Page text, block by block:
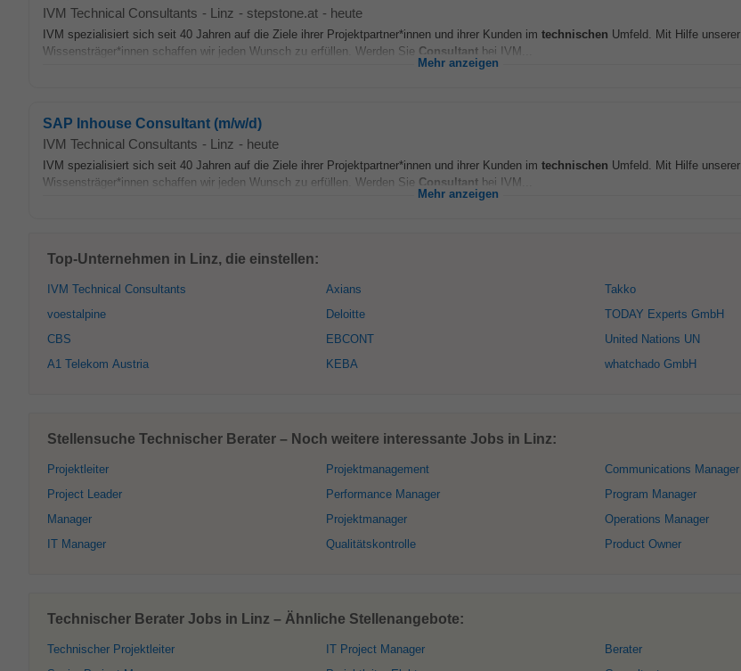
IVM Technical Consultants - Linz - stepstone.at - heute
IVM spezialisiert sich seit 40 Jahren auf die Ziele ihrer Projektpartner*innen und ihrer Kunden im technischen Umfeld. Mit Hilfe unserer
Wissensträger*innen schaffen wir jeden Wunsch zu erfüllen. Werden Sie Consultant bei IVM...
Mehr anzeigen
SAP Inhouse Consultant (m/w/d)
IVM Technical Consultants - Linz - heute
IVM spezialisiert sich seit 40 Jahren auf die Ziele ihrer Projektpartner*innen und ihrer Kunden im technischen Umfeld. Mit Hilfe unserer
Wissensträger*innen schaffen wir jeden Wunsch zu erfüllen. Werden Sie Consultant bei IVM...
Mehr anzeigen
Top-Unternehmen in Linz, die einstellen:
IVM Technical Consultants
voestalpine
CBS
A1 Telekom Austria
Axians
Deloitte
EBCONT
KEBA
Takko
TODAY Experts GmbH
United Nations UN
whatchado GmbH
Stellensuche Technischer Berater – Noch weitere interessante Jobs in Linz:
Projektleiter
Project Leader
Manager
IT Manager
Projektmanagement
Performance Manager
Projektmanager
Qualitätskontrolle
Communications Manager
Program Manager
Operations Manager
Product Owner
Technischer Berater Jobs in Linz – Ähnliche Stellenangebote:
Technischer Projektleiter
IT Project Manager
Berater